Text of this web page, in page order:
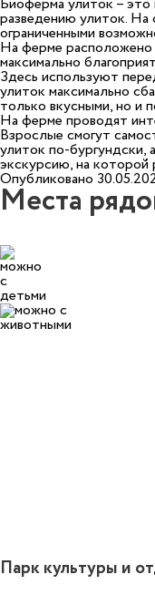
разведению улиток.
ограниченными
На ферме расположено
максимально
Здесь используют
улиток максимально
только вкусными, но и
На ферме проводят
Взрослые смогут
улиток по-бургундски,
экскурсию, на
Опубликовано
Места
Парк культуры и